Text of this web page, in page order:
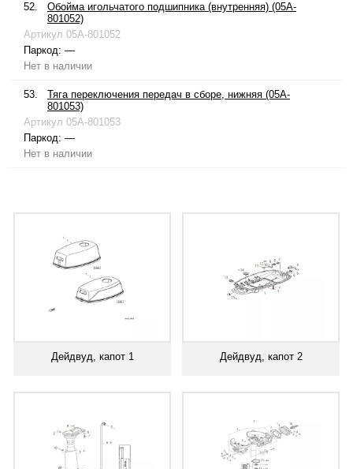
52.
Обойма игольчатого подшипника (внутренняя) (05A-
801052)
Артикул 05A-801052
Паркод: —
Нет в наличии
53.
Тяга переключения передач в сборе, нижняя (05A-
801053)
Артикул 05A-801053
Паркод: —
Нет в наличии
Дейдвуд, капот 1 Дейдвуд, капот 2